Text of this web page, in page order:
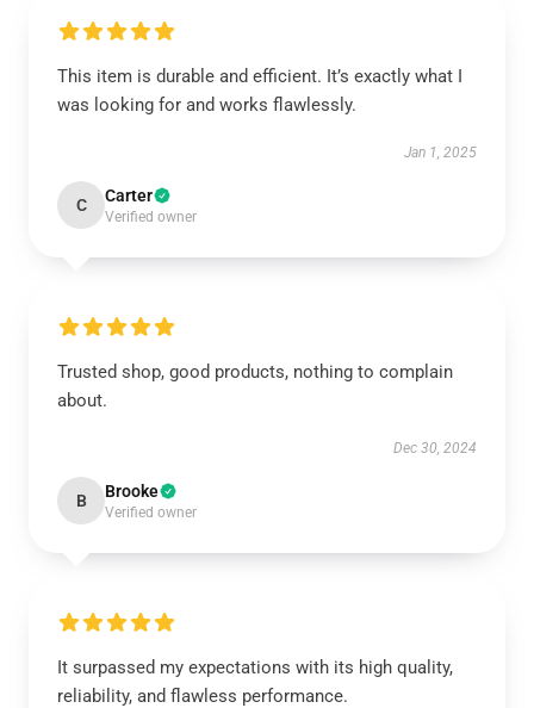
This item is durable and efficient. It’s exactly what I
was looking for and works flawlessly.
Jan 1, 2025
C Carter
Verified owner
Trusted shop, good products, nothing to complain
about.
Dec 30, 2024
B Brooke
Verified owner
It surpassed my expectations with its high quality,
reliability, and flawless performance.